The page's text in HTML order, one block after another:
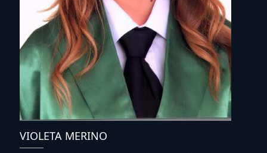
VIOLETA MERINO